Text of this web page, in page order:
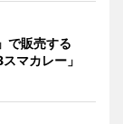
で販売する
マカレー」